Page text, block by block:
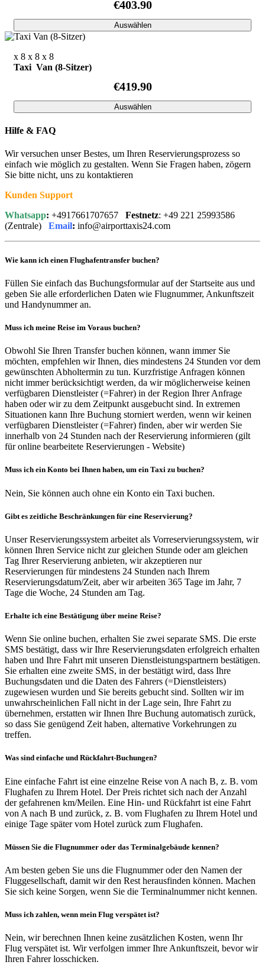
€403.90
Auswählen
x 8 x 8 x 8
Taxi Van (8-Sitzer)
€419.90
Auswählen
Hilfe & FAQ
Wir versuchen unser Bestes, um Ihren Reservierungsprozess so
einfach wie möglich zu gestalten. Wenn Sie Fragen haben, zögern
Sie bitte nicht, uns zu kontaktieren
Kunden Support
Whatsapp: +4917661707657 Festnetz: +49 221 25993586
(Zentrale) Email: info@airporttaxis24.com
Wie kann ich einen Flughafentransfer buchen?
Füllen Sie einfach das Buchungsformular auf der Startseite aus und
geben Sie alle erforderlichen Daten wie Flugnummer, Ankunftszeit
und Handynummer an.
Muss ich meine Reise im Voraus buchen?
Obwohl Sie Ihren Transfer buchen können, wann immer Sie
möchten, empfehlen wir Ihnen, dies mindestens 24 Stunden vor dem
gewünschten Abholtermin zu tun. Kurzfristige Anfragen können
nicht immer berücksichtigt werden, da wir möglicherweise keinen
verfügbaren Dienstleister (=Fahrer) in der Region Ihrer Anfrage
haben oder wir zu dem Zeitpunkt ausgebucht sind. In extremen
Situationen kann Ihre Buchung storniert werden, wenn wir keinen
verfügbaren Dienstleister (=Fahrer) finden, aber wir werden Sie
innerhalb von 24 Stunden nach der Reservierung informieren (gilt
für online bearbeitete Reservierungen - Website)
Muss ich ein Konto bei Ihnen haben, um ein Taxi zu buchen?
Nein, Sie können auch ohne ein Konto ein Taxi buchen.
Gibt es zeitliche Beschränkungen für eine Reservierung?
Unser Reservierungssystem arbeitet als Vorreservierungssystem, wir
können Ihren Service nicht zur gleichen Stunde oder am gleichen
Tag Ihrer Reservierung anbieten, wir akzeptieren nur
Reservierungen für mindestens 24 Stunden nach Ihrem
Reservierungsdatum/Zeit, aber wir arbeiten 365 Tage im Jahr, 7
Tage die Woche, 24 Stunden am Tag.
Erhalte ich eine Bestätigung über meine Reise?
Wenn Sie online buchen, erhalten Sie zwei separate SMS. Die erste
SMS bestätigt, dass wir Ihre Reservierungsdaten erfolgreich erhalten
haben und Ihre Fahrt mit unseren Dienstleistungspartnern bestätigen.
Sie erhalten eine zweite SMS, in der bestätigt wird, dass Ihre
Buchungsdaten und die Daten des Fahrers (=Dienstleisters)
zugewiesen wurden und Sie bereits gebucht sind. Sollten wir im
unwahrscheinlichen Fall nicht in der Lage sein, Ihre Fahrt zu
übernehmen, erstatten wir Ihnen Ihre Buchung automatisch zurück,
so dass Sie genügend Zeit haben, alternative Vorkehrungen zu
treffen.
Was sind einfache und Rückfahrt-Buchungen?
Eine einfache Fahrt ist eine einzelne Reise von A nach B, z. B. vom
Flughafen zu Ihrem Hotel. Der Preis richtet sich nach der Anzahl
der gefahrenen km/Meilen. Eine Hin- und Rückfahrt ist eine Fahrt
von A nach B und zurück, z. B. vom Flughafen zu Ihrem Hotel und
einige Tage später vom Hotel zurück zum Flughafen.
Müssen Sie die Flugnummer oder das Terminalgebäude kennen?
Am besten geben Sie uns die Flugnummer oder den Namen der
Fluggesellschaft, damit wir den Rest herausfinden können. Machen
Sie sich keine Sorgen, wenn Sie die Terminalnummer nicht kennen.
Muss ich zahlen, wenn mein Flug verspätet ist?
Nein, wir berechnen Ihnen keine zusätzlichen Kosten, wenn Ihr
Flug verspätet ist. Wir verfolgen immer Ihre Ankunftszeit, bevor wir
Ihren Fahrer losschicken.